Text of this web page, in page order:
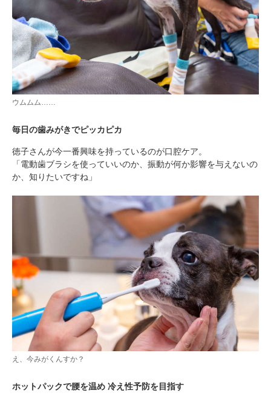
ウムムム……
毎日の歯みがきでピッカピカ
徳子さんが今一番興味を持っているのが口腔ケア。
「電動歯ブラシを使っていいのか、振動が何か影響を与えないの
か、知りたいですね」
え、今みがくんすか？
ホットパックで腰を温め 冷え性予防を目指す